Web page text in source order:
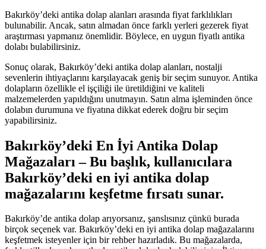
Bakırköy’deki antika dolap alanları arasında fiyat farklılıkları
bulunabilir. Ancak, satın almadan önce farklı yerleri gezerek fiyat
araştırması yapmanız önemlidir. Böylece, en uygun fiyatlı antika
dolabı bulabilirsiniz.
Sonuç olarak, Bakırköy’deki antika dolap alanları, nostalji
sevenlerin ihtiyaçlarını karşılayacak geniş bir seçim sunuyor. Antika
dolapların özellikle el işçiliği ile üretildiğini ve kaliteli
malzemelerden yapıldığını unutmayın. Satın alma işleminden önce
dolabın durumuna ve fiyatına dikkat ederek doğru bir seçim
yapabilirsiniz.
Bakırköy’deki En İyi Antika Dolap
Mağazaları – Bu başlık, kullanıcılara
Bakırköy’deki en iyi antika dolap
mağazalarını keşfetme fırsatı sunar.
Bakırköy’de antika dolap arıyorsanız, şanslısınız çünkü burada
birçok seçenek var. Bakırköy’deki en iyi antika dolap mağazalarını
keşfetmek isteyenler için bir rehber hazırladık. Bu mağazalarda,